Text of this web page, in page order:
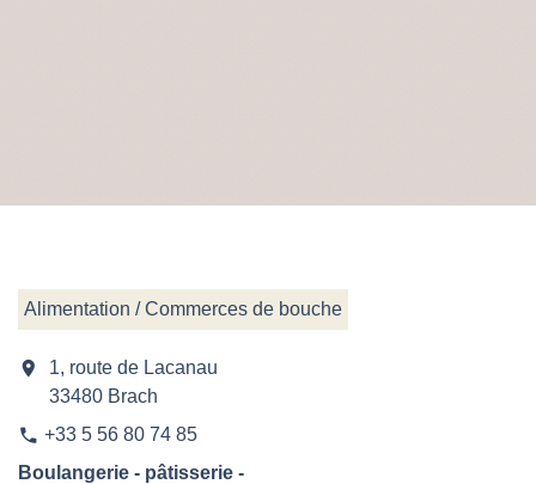
Alimentation / Commerces de bouche
location_on
1, route de Lacanau
33480 Brach
phone +33 5 56 80 74 85
Boulangerie - pâtisserie -